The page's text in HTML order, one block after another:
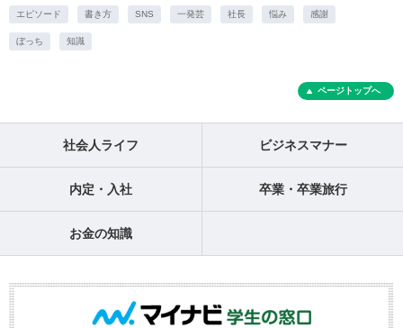
エピソード 書き方 SNS 一発芸 社長 悩み 感謝
ぼっち 知識
ページトップへ
社会人ライフ ビジネスマナー
内定・入社 卒業・卒業旅行
お金の知識